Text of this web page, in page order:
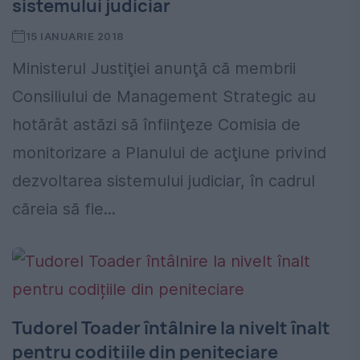
sistemului judiciar
15 IANUARIE 2018
Ministerul Justiţiei anunţă că membrii
Consiliului de Management Strategic au
hotărât astăzi să înfiinţeze Comisia de
monitorizare a Planului de acţiune privind
dezvoltarea sistemului judiciar, în cadrul
căreia să fie...
Tudorel Toader întâlnire la nivelt înalt
pentru codițiile din peniteciare